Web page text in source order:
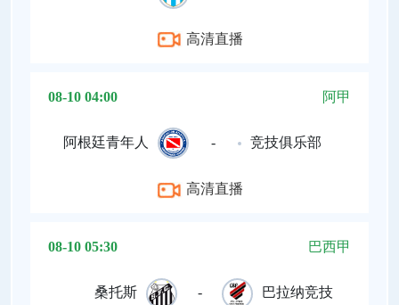
高清直播
08-10 04:00 阿甲
阿根廷青年人 - 竞技俱乐部
高清直播
08-10 05:30 巴西甲
桑托斯 - 巴拉纳竞技